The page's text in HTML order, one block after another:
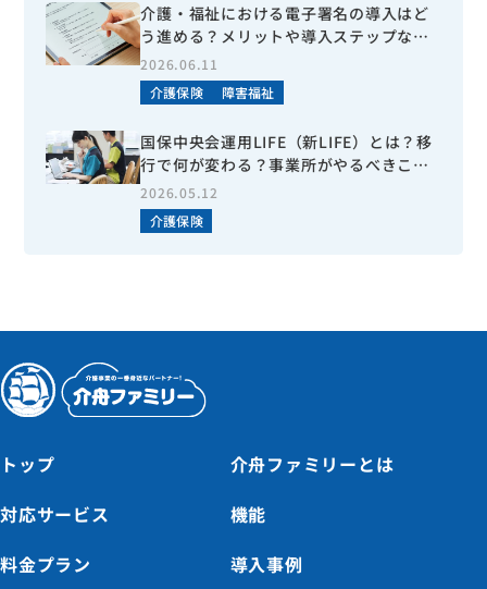
介護・福祉における電子署名の導入はど
う進める？メリットや導入ステップなど
を分かりやすく解説
2026.06.11
介護保険
障害福祉
国保中央会運用LIFE（新LIFE）とは？移
行で何が変わる？事業所がやるべきこと
を徹底解説！
2026.05.12
介護保険
トップ
介舟ファミリーとは
対応サービス
機能
料金プラン
導入事例